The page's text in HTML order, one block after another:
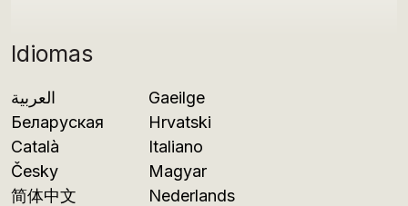
Idiomas
العربية
Беларуская
Català
Česky
简体中文
Gaeilge
Hrvatski
Italiano
Magyar
Nederlands